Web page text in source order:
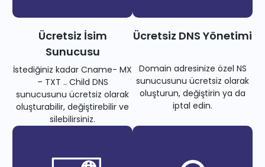
Ücretsiz İsim
Sunucusu
İstediğiniz kadar Cname- MX
– TXT .. Child DNS
sunucusunu ücretsiz olarak
oluşturabilir, değiştirebilir ve
silebilirsiniz.
Ücretsiz DNS Yönetimi
Domain adresinize özel NS
sunucusunu ücretsiz olarak
oluşturun, değiştirin ya da
iptal edin.